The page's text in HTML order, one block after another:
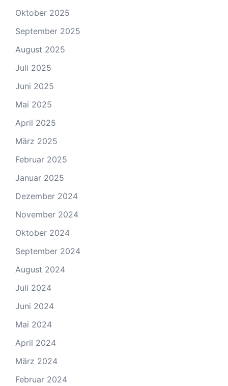
Oktober 2025
September 2025
August 2025
Juli 2025
Juni 2025
Mai 2025
April 2025
März 2025
Februar 2025
Januar 2025
Dezember 2024
November 2024
Oktober 2024
September 2024
August 2024
Juli 2024
Juni 2024
Mai 2024
April 2024
März 2024
Februar 2024